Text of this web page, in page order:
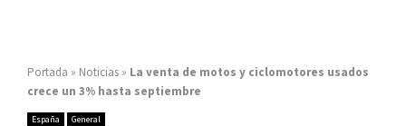
Portada » Noticias » La venta de motos y ciclomotores usados
crece un 3% hasta septiembre
España General